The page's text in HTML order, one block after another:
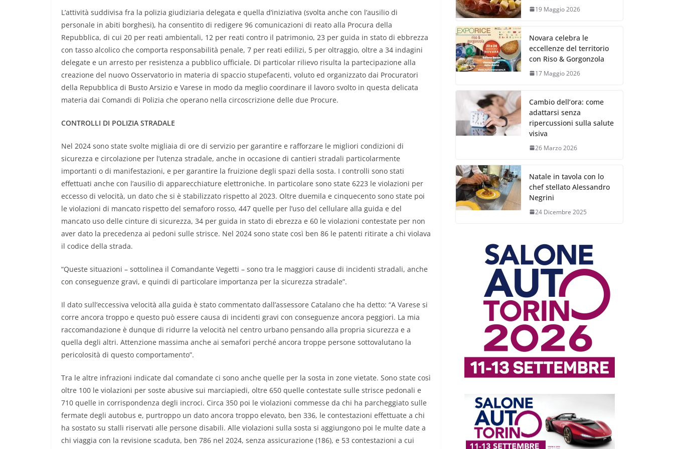
L’attività suddivisa fra la polizia giudiziaria delegata e quella d’iniziativa (svolta anche con l’ausilio di
personale in abiti borghesi), ha consentito di redigere 96 comunicazioni di reato alla Procura della
Repubblica, di cui 20 per reati ambientali, 12 per reati contro il patrimonio, 23 per guida in stato di ebbrezza
con tasso alcolico che comporta responsabilità penale, 7 per reati edilizi, 5 per oltraggio, oltre a 34 indagini
delegate e un arresto per resistenza a pubblico ufficiale. Di particolar rilievo risulta la partecipazione alla
creazione del nuovo Osservatorio in materia di spaccio stupefacenti, voluto ed organizzato dai Procuratori
della Repubblica di Busto Arsizio e Varese in modo da meglio coordinare il lavoro svolto in questa delicata
materia dai Comandi di Polizia che operano nella circoscrizione delle due Procure.
CONTROLLI DI POLIZIA STRADALE
Nel 2024 sono state svolte migliaia di ore di servizio per garantire e rafforzare le migliori condizioni di
sicurezza e circolazione per l’utenza stradale, anche in occasione di cantieri stradali particolarmente
importanti o di manifestazioni, e per garantire la fruizione degli spazi della sosta. I controlli sono stati
effettuati anche con l’ausilio di apparecchiature elettroniche. In particolare sono state 6223 le violazioni per
eccesso di velocità, un dato che si è stabilizzato rispetto al 2023. Oltre duemila e cinquecento sono state poi
le violazioni di mancato rispetto del semaforo rosso, 447 quelle per l’uso del cellulare alla guida e del
mancato uso delle cinture di sicurezza, 34 per guida in stato di ebrezza e 60 le violazioni contestate per non
aver dato la precedenza ai pedoni sulle strisce. Nel 2024 sono state così ben 86 le patenti ritirate a chi violava
il codice della strada.
“Queste situazioni – sottolinea il Comandante Vegetti – sono tra le maggiori cause di incidenti stradali, anche
con conseguenze gravi, e quindi di particolare importanza per la sicurezza stradale”.
Il dato sull’eccessiva velocità alla guida è stato commentato dall’assessore Catalano che ha detto: “A Varese si
corre ancora troppo e questo può essere causa di incidenti gravi con conseguenze ancora peggiori. La mia
raccomandazione è dunque di ridurre la velocità nel centro urbano pensando alla propria sicurezza e a
quella degli altri. Attenzione massima anche ai semafori perché ancora troppe persone sottovalutano la
pericolosità di questo comportamento”.
Tra le altre infrazioni indicate dal comandate ci sono anche quelle per la sosta in zone vietate. Sono state così
oltre 100 le violazioni per soste abusive sui marciapiedi, oltre 650 quelle contestate sulle strisce pedonali e
710 quelle in corrispondenza degli incroci. Circa 350 poi le violazioni commesse da chi ha parcheggiato sulle
fermate degli autobus e, purtroppo un dato ancora troppo elevato, ben 336, le contestazioni effettuate a chi
ha sostato su stalli riservati alle persone disabili. Alle violazioni sulla sosta si aggiungono poi le multe date a
chi viaggia con la revisione scaduta, ben 786 nel 2024, senza assicurazione (186), e 53 contestazioni a cui
19 Maggio 2026
Novara celebra le
eccellenze del territorio
con Riso & Gorgonzola
17 Maggio 2026
Cambio dell’ora: come
adattarsi senza
ripercussioni sulla salute
visiva
26 Marzo 2026
Natale in tavola con lo
chef stellato Alessandro
Negrini
24 Dicembre 2025